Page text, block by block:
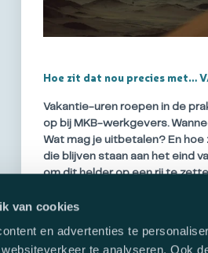
van cookies
en advertenties te
te analyseren. Ook
Hoe zit dat nou precies met…
Vakantie-uren roepen in de
op bij MKB-werkgevers.
Wat mag je uitbetalen? En
die blijven staan aan het eind
om dit helder op een rij te
Lees verder